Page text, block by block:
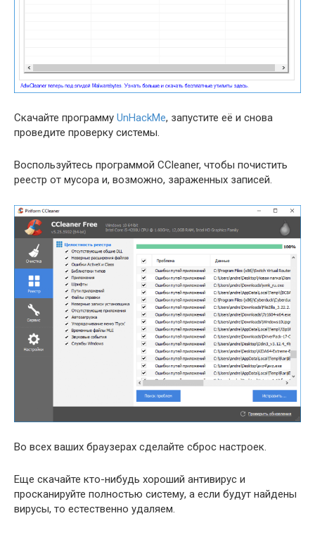
Скачайте программу UnHackMe, запустите её и снова
проведите проверку системы.
Воспользуйтесь программой CCleaner, чтобы почистить
реестр от мусора и, возможно, зараженных записей.
Во всех ваших браузерах сделайте сброс настроек.
Еще скачайте кто-нибудь хороший антивирус и
просканируйте полностью систему, а если будут найдены
вирусы, то естественно удаляем.